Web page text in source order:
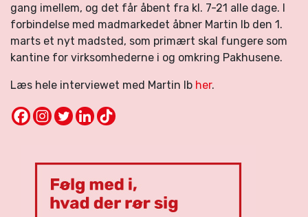
gang imellem, og det får åbent fra kl. 7-21 alle dage. I
forbindelse med madmarkedet åbner Martin Ib den 1.
marts et nyt madsted, som primært skal fungere som
kantine for virksomhederne i og omkring Pakhusene.
Læs hele interviewet med Martin Ib her.